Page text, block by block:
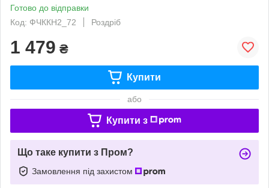
Готово до відправки
Код: ФЧККН2_72
Роздріб
1 479 ₴
Купити
або
Купити з
Що таке купити з Пром?
Замовлення під захистом